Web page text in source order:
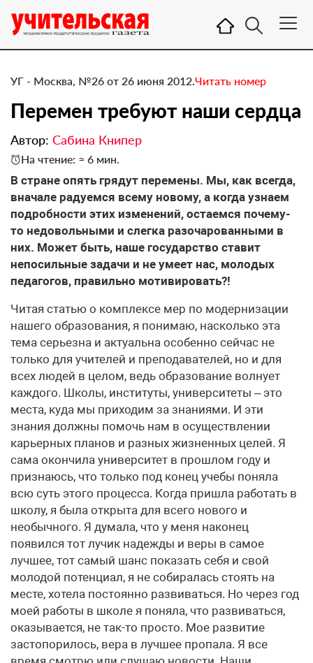
УГ - Москва, №26 от 26 июня 2012.Читать номер
Перемен требуют наши сердца
Автор: Сабина Книпер
На чтение: ≈ 6 мин.
​В стране опять грядут перемены. Мы, как всегда,
вначале радуемся всему новому, а когда узнаем
подробности этих изменений, остаемся почему-
то недовольными и слегка разочарованными в
них. Может быть, наше государство ставит
непосильные задачи и не умеет нас, молодых
педагогов, правильно мотивировать?!
Читая статью о комплексе мер по модернизации
нашего образования, я понимаю, насколько эта
тема серьезна и актуальна особенно сейчас не
только для учителей и преподавателей, но и для
всех людей в целом, ведь образование волнует
каждого. Школы, институты, университеты – это
места, куда мы приходим за знаниями. И эти
знания должны помочь нам в осуществлении
карьерных планов и разных жизненных целей. Я
сама окончила университет в прошлом году и
признаюсь, что только под конец учебы поняла
всю суть этого процесса. Когда пришла работать в
школу, я была открыта для всего нового и
необычного. Я думала, что у меня наконец
появился тот лучик надежды и веры в самое
лучшее, тот самый шанс показать себя и свой
молодой потенциал, я не собиралась стоять на
месте, хотела постоянно развиваться. Но через год
моей работы в школе я поняла, что развиваться,
оказывается, не так-то просто. Мое развитие
застопорилось, вера в лучшее пропала. Я все